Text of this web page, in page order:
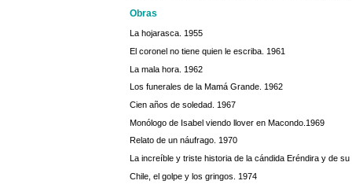
Obras
La hojarasca. 1955
El coronel no tiene quien le escriba. 1961
La mala hora. 1962
Los funerales de la Mamá Grande. 1962
Cien años de soledad. 1967
Monólogo de Isabel viendo llover en Macondo.1969
Relato de un náufrago. 1970
La increíble y triste historia de la cándida Eréndira y de
Chile, el golpe y los gringos. 1974